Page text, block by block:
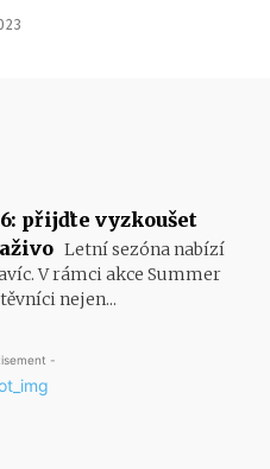
přijďte vyzkoušet
Letní sezóna nabízí
V rámci akce Summer
nejen...
-